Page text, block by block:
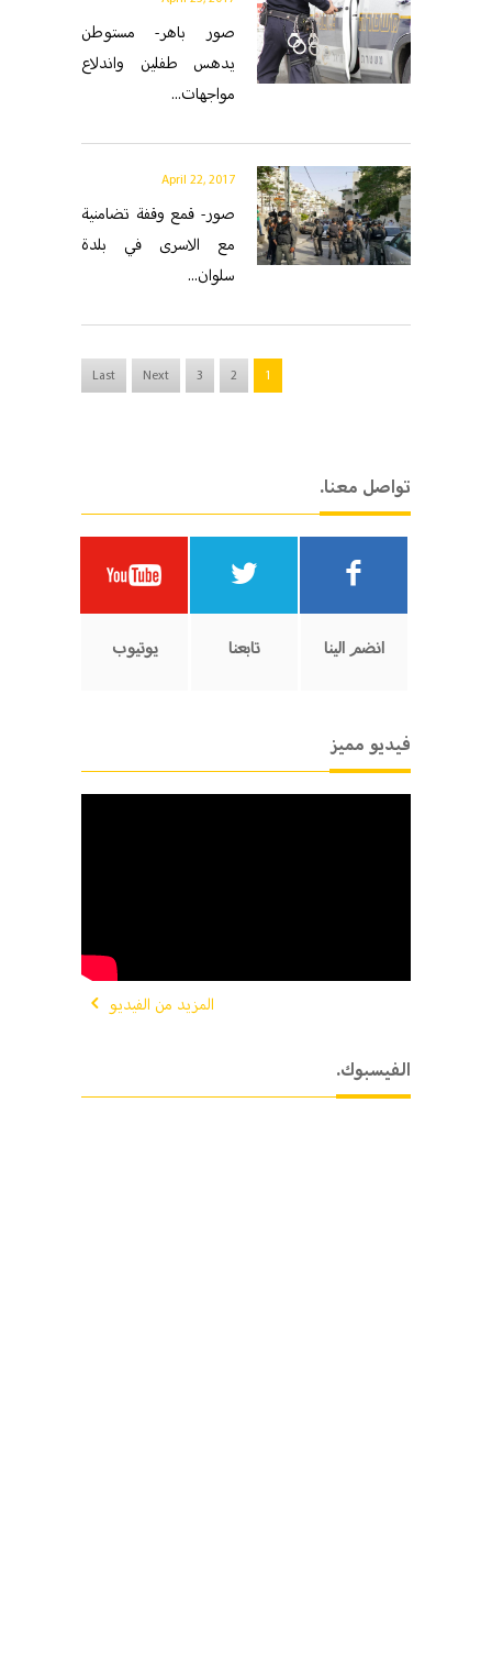
صور باهر- مستوطن
يدهس طفلين واندلاع
مواجهات...
April 22, 2017
صور- قمع وقفة تضامنية
مع الاسرى في بلدة
سلوان...
1
2
3
Next
Last
.تواصل معنا
يوتيوب تابعنا انضم الينا
فيديو مميز
المزيد من الفيديو
.الفيسبوك